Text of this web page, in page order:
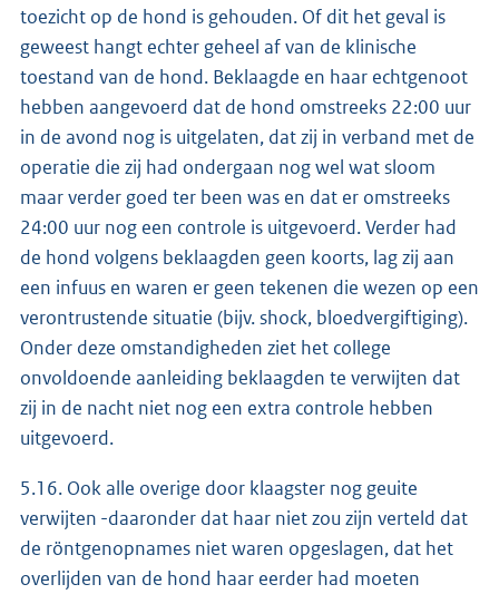
toezicht op de hond is gehouden. Of dit het geval is
geweest hangt echter geheel af van de klinische
toestand van de hond. Beklaagde en haar echtgenoot
hebben aangevoerd dat de hond omstreeks 22:00 uur
in de avond nog is uitgelaten, dat zij in verband met de
operatie die zij had ondergaan nog wel wat sloom
maar verder goed ter been was en dat er omstreeks
24:00 uur nog een controle is uitgevoerd. Verder had
de hond volgens beklaagden geen koorts, lag zij aan
een infuus en waren er geen tekenen die wezen op een
verontrustende situatie (bijv. shock, bloedvergiftiging).
Onder deze omstandigheden ziet het college
onvoldoende aanleiding beklaagden te verwijten dat
zij in de nacht niet nog een extra controle hebben
uitgevoerd.
5.16. Ook alle overige door klaagster nog geuite
verwijten -daaronder dat haar niet zou zijn verteld dat
de röntgenopnames niet waren opgeslagen, dat het
overlijden van de hond haar eerder had moeten